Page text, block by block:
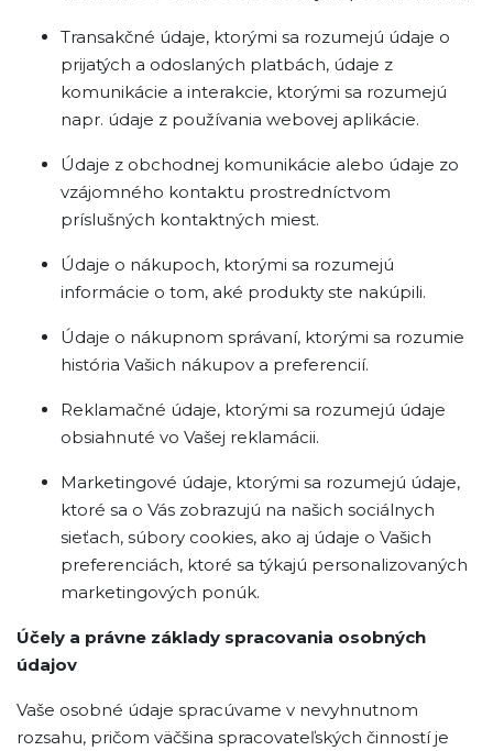
Transakčné údaje, ktorými sa rozumejú údaje o
prijatých a odoslaných platbách, údaje z
komunikácie a interakcie, ktorými sa rozumejú
napr. údaje z používania webovej aplikácie.
Údaje z obchodnej komunikácie alebo údaje zo
vzájomného kontaktu prostredníctvom
príslušných kontaktných miest.
Údaje o nákupoch, ktorými sa rozumejú
informácie o tom, aké produkty ste nakúpili.
Údaje o nákupnom správaní, ktorými sa rozumie
história Vašich nákupov a preferencií.
Reklamačné údaje, ktorými sa rozumejú údaje
obsiahnuté vo Vašej reklamácii.
Marketingové údaje, ktorými sa rozumejú údaje,
ktoré sa o Vás zobrazujú na našich sociálnych
sieťach, súbory cookies, ako aj údaje o Vašich
preferenciách, ktoré sa týkajú personalizovaných
marketingových ponúk.
Účely a právne základy spracovania osobných
údajov
Vaše osobné údaje spracúvame v nevyhnutnom
rozsahu, pričom väčšina spracovateľských činností je